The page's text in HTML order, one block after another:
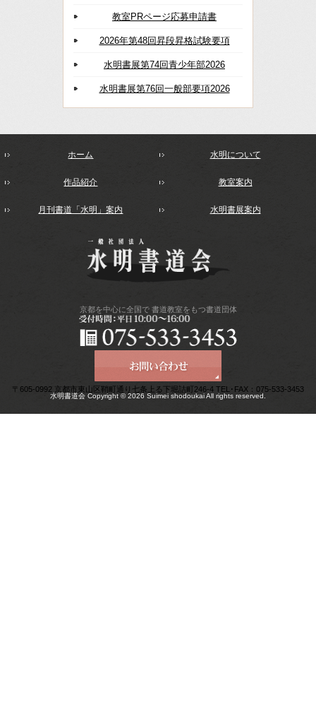
教室PRページ応募申請書
2026年第48回昇段昇格試験要項
水明書展第74回青少年部2026
水明書展第76回一般部要項2026
ホーム 水明について
作品紹介 教室案内
月刊書道「水明」案内 水明書展案内
京都を中心に全国で書道教室をもつ書道団体
〒605-0992 京都市東山区鞘町通り七条上る下堀詰町246-4 TEL･FAX：075-533-3453
水明書道会 Copyright © 2026 Suimei shodoukai All rights reserved.